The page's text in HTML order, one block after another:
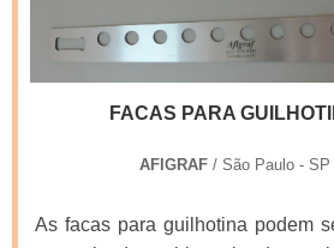
FACAS PARA
AFIGRAF / São Paulo - SP
As facas para guilhotina podem